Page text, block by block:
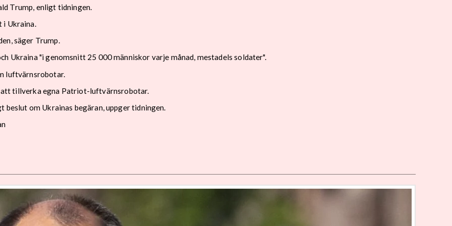
Trump, enligt tidningen.
i Ukraina.
säger Trump.
Ukraina "i genomsnitt 25 000 människor varje månad, mestadels soldater".
luftvärnsrobotar.
tillverka egna Patriot-luftvärnsrobotar.
om Ukrainas begäran, uppger tidningen.